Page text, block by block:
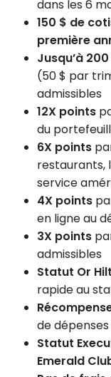
dans les 6
150 $ de
première
Jusqu’à
(50 $ par
admissibles
12X points
du
6X points
restaurants,
service
4X points
en ligne au
3X points
admissibles
Statut Or
rapide au
de
Statut
Emerald